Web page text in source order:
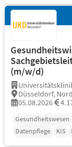
(m/w/d)
Düsseldorf,
05.08.2026
Gesundheitswesen
Datenpflege
KIS